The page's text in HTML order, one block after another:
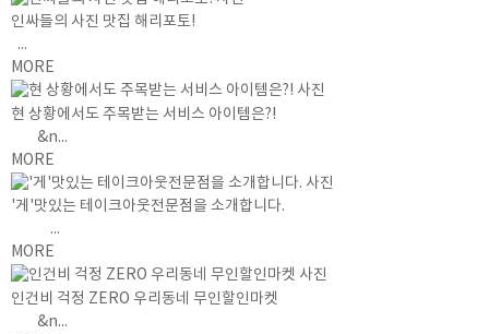
인싸들의 사진 맛집 해리포토!
...
MORE
현 상황에서도 주목받는 서비스 아이템은?!
&n...
MORE
'게'맛있는 테이크아웃전문점을 소개합니다.
...
MORE
인건비 걱정 ZERO 우리동네 무인할인마켓
&n...